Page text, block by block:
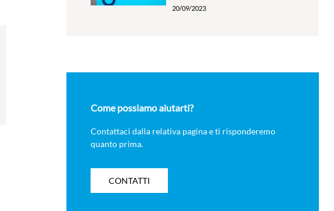
20/09/2023
Come possiamo aiutarti?
Contattaci dalla relativa pagina e ti risponderemo
quanto prima.
CONTATTI